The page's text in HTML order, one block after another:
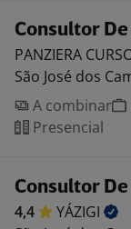
Consultor
PANZIERA
São José dos
A combinar
Presencial
Consultor
4,4
YÁZIGI